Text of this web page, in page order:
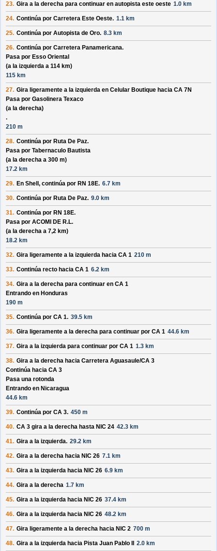
23. Gira a la derecha para continuar en autopista este oeste 1.0 km
24. Continúa por Carretera Este Oeste. 1.1 km
25. Continúa por Autopista de Oro. 8.3 km
26. Continúa por Carretera Panamericana.
Pasa por Esso Oriental
(a la izquierda a 114 km)
115 km
27. Gira ligeramente a la izquierda en Celular Boutique hacia CA 7N
Pasa por Gasolinera Texaco
(a la derecha)
.
210 m
28. Continúa por Ruta De Paz.
Pasa por Tabernaculo Bautista
(a la derecha a 300 m)
17.2 km
29. En Shell , continúa por RN 18E. 6.7 km
30. Continúa por Ruta De Paz. 9.0 km
31. Continúa por RN 18E.
Pasa por ACOMI DE R.L.
(a la derecha a 7,2 km)
18.2 km
32. Gira ligeramente a la izquierda hacia CA 1 210 m
33. Continúa recto hacia CA 1 6.2 km
34. Gira a la derecha para continuar en CA 1
Entrando en Honduras
190 m
35. Continúa por CA 1. 39.5 km
36. Gira ligeramente a la derecha para continuar por CA 1 44.6 km
37. Gira a la izquierda para continuar por CA 1 1.3 km
38. Gira a la derecha hacia Carretera Aguasaule/CA 3
Continúa hacia CA 3
Pasa una rotonda
Entrando en Nicaragua
44.6 km
39. Continúa por CA 3. 450 m
40. CA 3 gira a la derecha hasta NIC 24 42.3 km
41. Gira a la izquierda. 29.2 km
42. Gira a la derecha hacia NIC 26 7.1 km
43. Gira a la izquierda hacia NIC 26 6.9 km
44. Gira a la derecha 1.7 km
45. Gira a la izquierda hacia NIC 26 37.4 km
46. Gira a la izquierda hacia NIC 26 48.2 km
47. Gira ligeramente a la derecha hacia NIC 2 700 m
48. Gira a la izquierda hacia Pista Juan Pablo II 2.0 km